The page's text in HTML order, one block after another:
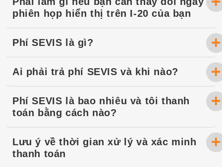
phiên họp hiển thị trên I-20 của bạn
Phí SEVIS là gì?
Ai phải trả phí SEVIS và khi nào?
Phí SEVIS là bao nhiêu và tôi thanh
toán bằng cách nào?
Lưu ý về thời gian xử lý và xác minh
thanh toán